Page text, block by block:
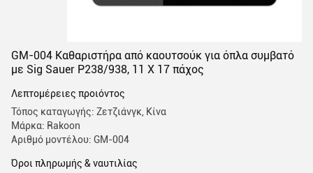
GM-004 Καθαριστήρα από καουτσούκ για όπλα συμβατό
με Sig Sauer P238/938, 11 X 17 πάχος
Λεπτομέρειες προιόντος
Τόπος καταγωγής: Ζετζιάνγκ, Κίνα
Μάρκα: Rakoon
Αριθμό μοντέλου: GM-004
Όροι πληρωμής & ναυτιλίας